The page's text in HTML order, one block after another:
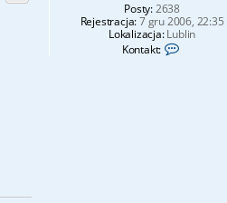
Posty:2638
Rejestracja:7 gru 2006, 22:35
Lokalizacja:Lublin
Kontakt: